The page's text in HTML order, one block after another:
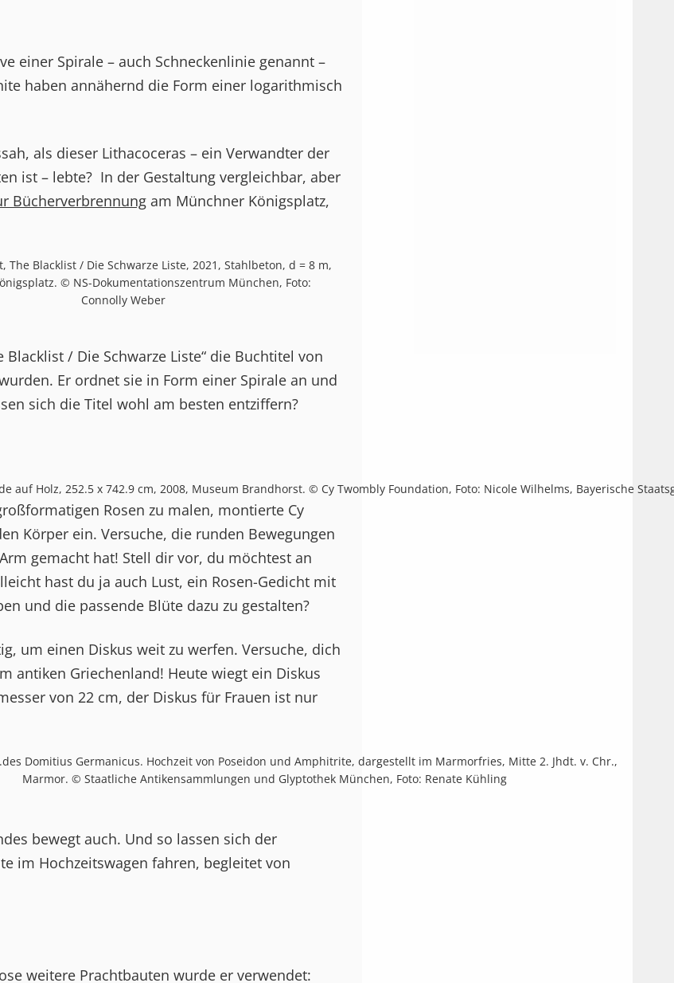
einer Spirale – auch Schneckenlinie genannt –
haben annähernd die Form einer logarithmisch
als dieser Lithacoceras – ein Verwandter der
ist – lebte? In der Gestaltung vergleichbar, aber
Bücherverbrennung am Münchner Königsplatz,
The Blacklist / Die Schwarze Liste, 2021, Stahlbeton, d = 8 m,
© NS-Dokumentationszentrum München, Foto:
Connolly Weber
/ Die Schwarze Liste“ die Buchtitel von
Er ordnet sie in Form einer Spirale an und
sich die Titel wohl am besten entziffern?
auf Holz, 252.5 x 742.9 cm, 2008, Museum Brandhorst. © Cy Twombly Foundation, Foto: Nicole Wilhelms, Bayerische
Rosen zu malen, montierte Cy
Körper ein. Versuche, die runden Bewegungen
gemacht hat! Stell dir vor, du möchtest an
hast du ja auch Lust, ein Rosen-Gedicht mit
und die passende Blüte dazu zu gestalten?
um einen Diskus weit zu werfen. Versuche, dich
antiken Griechenland! Heute wiegt ein Diskus
von 22 cm, der Diskus für Frauen ist nur
Domitius Germanicus. Hochzeit von Poseidon und Amphitrite, dargestellt im Marmorfries, Mitte 2. Jhdt. v. Chr.,
Marmor. © Staatliche Antikensammlungen und Glyptothek München, Foto: Renate Kühling
bewegt auch. Und so lassen sich der
im Hochzeitswagen fahren, begleitet von
weitere Prachtbauten wurde er verwendet: